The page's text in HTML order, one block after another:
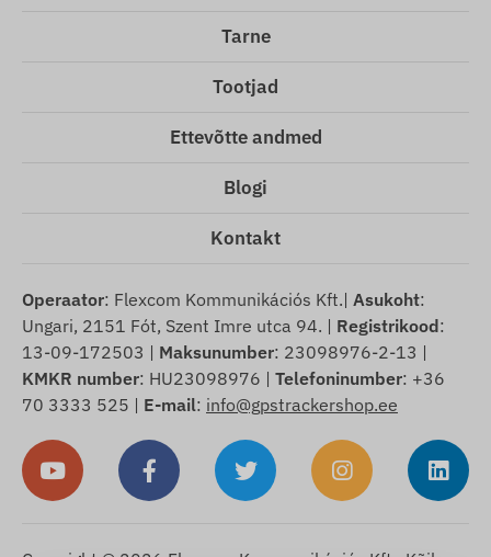
Tarne
Tootjad
Ettevõtte andmed
Blogi
Kontakt
Operaator: Flexcom Kommunikációs Kft.| Asukoht:
Ungari, 2151 Fót, Szent Imre utca 94. | Registrikood:
13-09-172503 | Maksunumber: 23098976-2-13 |
KMKR number: HU23098976 | Telefoninumber: +36
70 3333 525 | E-mail: info@gpstrackershop.ee